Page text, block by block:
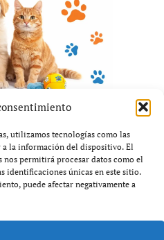
utilizamos tecnologías como las
a la información del dispositivo. El
nos permitirá procesar datos como el
identificaciones únicas en este sitio.
puede afectar negativamente a